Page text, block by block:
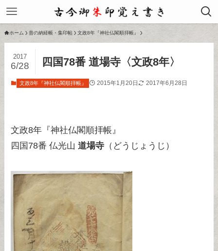
ホーム 昔の納経帳・集印帖 文政8年『神社仏閣順拝帳』
四国78番 道場寺〈文政8年〉
2017
6/28
文政8年『神社仏閣順拝帳』 2015年1月20日 2017年6月28日
文政8年『神社仏閣順拝帳』
四国78番 仏光山道場寺 （どうじょうじ）